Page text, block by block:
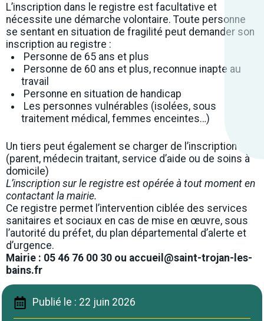
L’inscription dans le registre est facultative et
nécessite une démarche volontaire. Toute personne
se sentant en situation de fragilité peut demander son
inscription au registre :
Personne de 65 ans et plus
Personne de 60 ans et plus, reconnue inapte au
travail
Personne en situation de handicap
Les personnes vulnérables (isolées, sous
traitement médical, femmes enceintes…)
Un tiers peut également se charger de l’inscription
(parent, médecin traitant, service d’aide ou de soins à
domicile)
L’inscription sur le registre est opérée à tout moment en
contactant la mairie.
Ce registre permet l’intervention ciblée des services
sanitaires et sociaux en cas de mise en œuvre, sous
l’autorité du préfet, du plan départemental d’alerte et
d’urgence.
Mairie : 05 46 76 00 30 ou accueil@saint-trojan-les-
bains.fr
Publié le : 22 juin 2026